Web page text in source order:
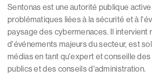
Sentonas est une autorité publique
problématiques liées à la sécurité et à
paysage des cybermenaces. Il intervient
d'événements majeurs du secteur, est
médias en tant qu'expert et conseille
publics et des conseils d'administration.